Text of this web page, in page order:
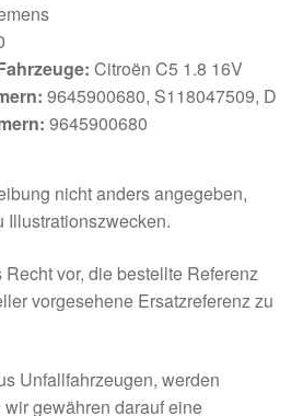
Citroën C5 1.8 16V
9645900680, S118047509, D
9645900680
nicht anders angegeben,
Illustrationszwecken.
vor, die bestellte Referenz
vorgesehene Ersatzreferenz zu
Unfallfahrzeugen, werden
gewähren darauf eine